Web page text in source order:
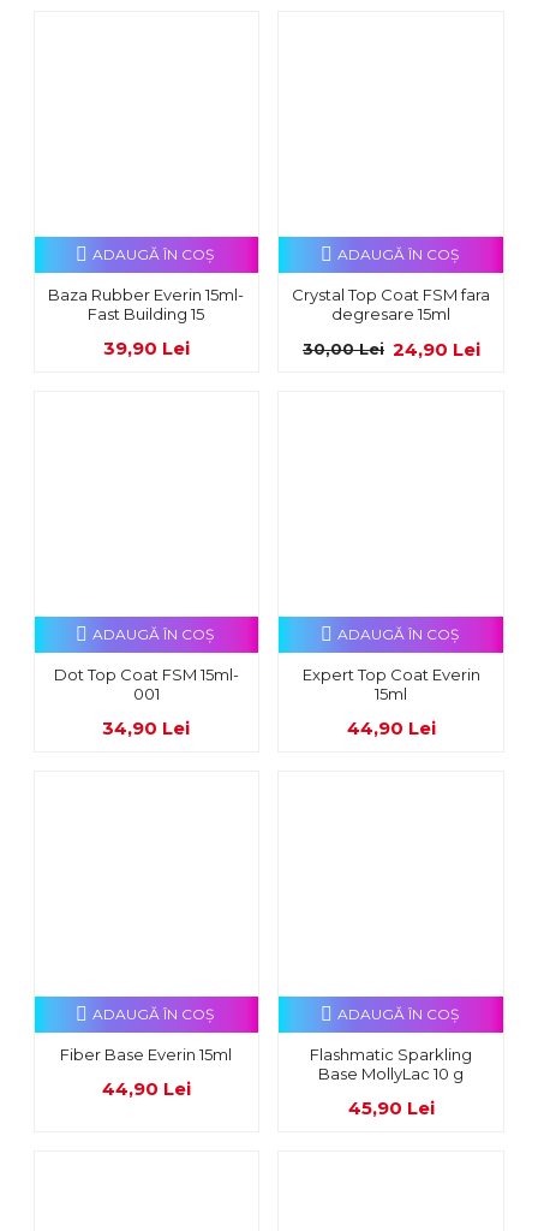
Baza Rubber Everin 15ml-
Fast Building 15
39,90 Lei
ADAUGĂ ÎN COŞ
Crystal Top Coat FSM fara
degresare 15ml
24,90 Lei
30,00 Lei
ADAUGĂ ÎN COŞ
Dot Top Coat FSM 15ml-
001
34,90 Lei
ADAUGĂ ÎN COŞ
Expert Top Coat Everin
15ml
44,90 Lei
ADAUGĂ ÎN COŞ
Fiber Base Everin 15ml
44,90 Lei
ADAUGĂ ÎN COŞ
Flashmatic Sparkling
Base MollyLac 10 g
45,90 Lei
ADAUGĂ ÎN COŞ